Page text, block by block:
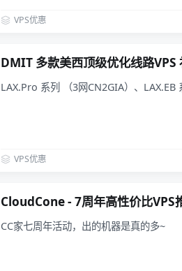
VPS优惠
DMIT 多款美西顶级优化线路VPS
LAX.Pro 系列 （3网CN2GIA）、
VPS优惠
CloudCone - 7周年高性价比VPS
CC家七周年活动，出的机器是真的多~